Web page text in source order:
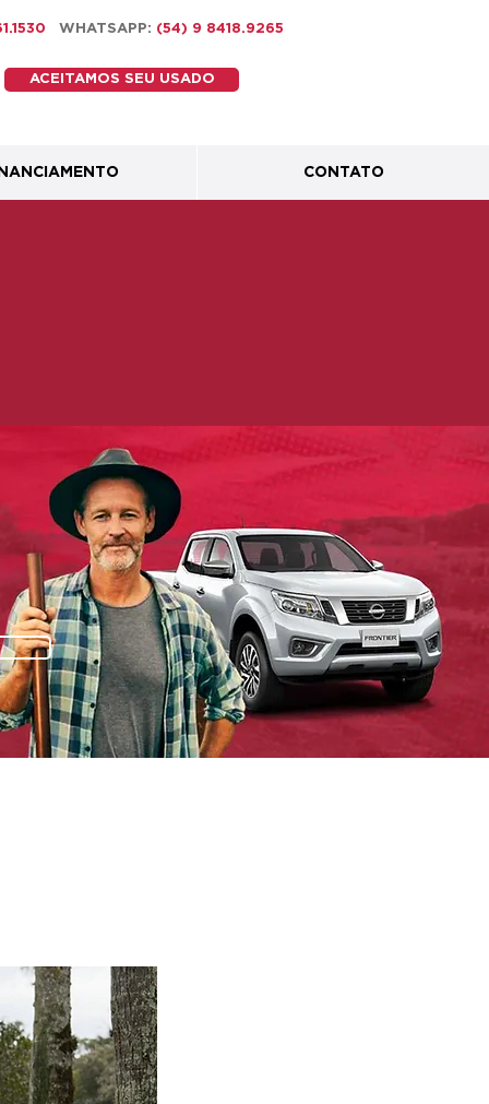
WHATSAPP: (54) 9 8418.9265
ACEITAMOS SEU USADO
CONTATO